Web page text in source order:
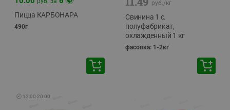
Пицца КАРБОНАРА
490г
руб./кг
Свинина 1 с.
полуфабрикат,
охлажденный 1 кг
фасовка: 1-2кг
🕘 12:00-20:00